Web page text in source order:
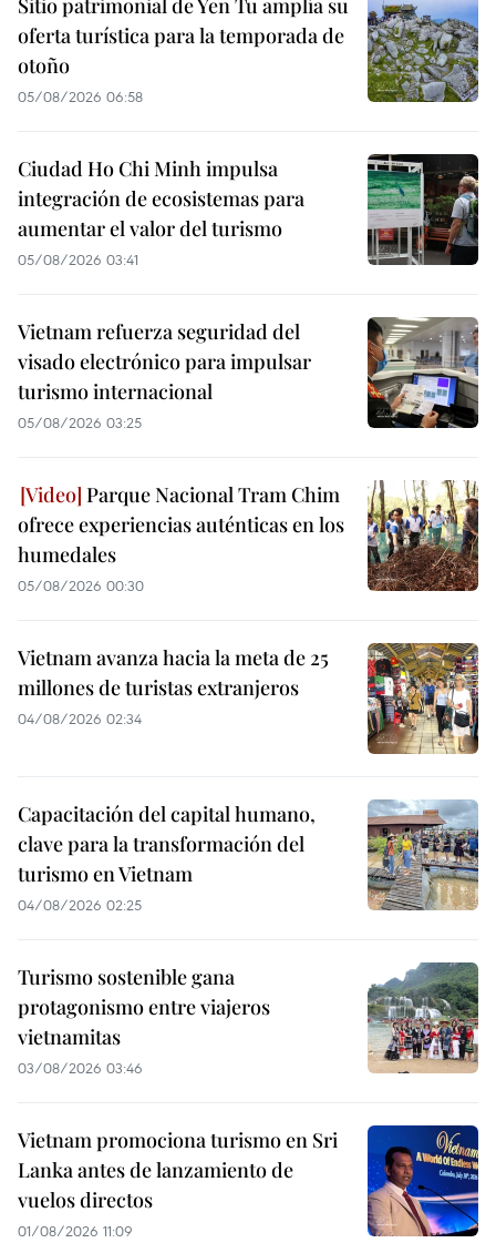
Sitio patrimonial de Yen Tu amplía su
oferta turística para la temporada de
otoño
05/08/2026 06:58
Ciudad Ho Chi Minh impulsa
integración de ecosistemas para
aumentar el valor del turismo
05/08/2026 03:41
Vietnam refuerza seguridad del
visado electrónico para impulsar
turismo internacional
05/08/2026 03:25
Parque Nacional Tram Chim
ofrece experiencias auténticas en los
humedales
05/08/2026 00:30
Vietnam avanza hacia la meta de 25
millones de turistas extranjeros
04/08/2026 02:34
Capacitación del capital humano,
clave para la transformación del
turismo en Vietnam
04/08/2026 02:25
Turismo sostenible gana
protagonismo entre viajeros
vietnamitas
03/08/2026 03:46
Vietnam promociona turismo en Sri
Lanka antes de lanzamiento de
vuelos directos
01/08/2026 11:09